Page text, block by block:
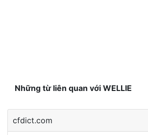
Những từ liên quan với WELLIE
cfdict.com